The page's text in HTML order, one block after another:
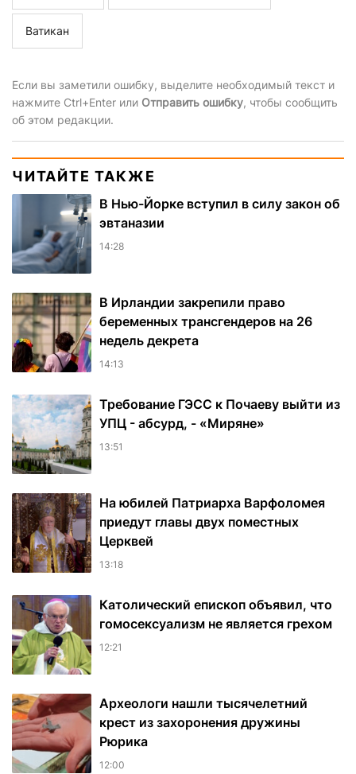
Ватикан
Если вы заметили ошибку, выделите необходимый текст и
нажмите Ctrl+Enter или Отправить ошибку, чтобы сообщить
об этом редакции.
ЧИТАЙТЕ ТАКЖЕ
В Нью-Йорке вступил в силу закон об
эвтаназии
14:28
В Ирландии закрепили право
беременных трансгендеров на 26
недель декрета
14:13
Требование ГЭСС к Почаеву выйти из
УПЦ - абсурд, - «Миряне»
13:51
На юбилей Патриарха Варфоломея
приедут главы двух поместных
Церквей
13:18
Католический епископ объявил, что
гомосексуализм не является грехом
12:21
Археологи нашли тысячелетний
крест из захоронения дружины
Рюрика
12:00